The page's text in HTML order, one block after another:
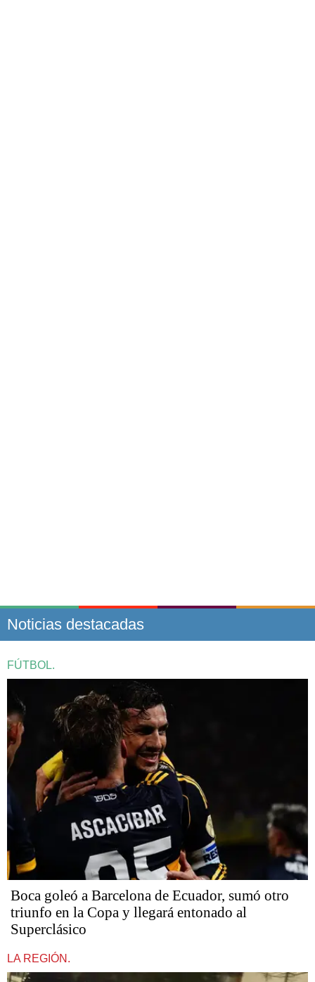
Noticias destacadas
FÚTBOL.
Boca goleó a Barcelona de Ecuador, sumó otro
triunfo en la Copa y llegará entonado al
Superclásico
LA REGIÓN.